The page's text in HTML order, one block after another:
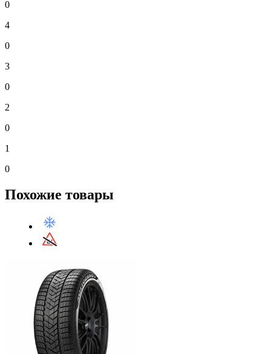
0
4
0
3
0
2
0
1
0
Похожие товары